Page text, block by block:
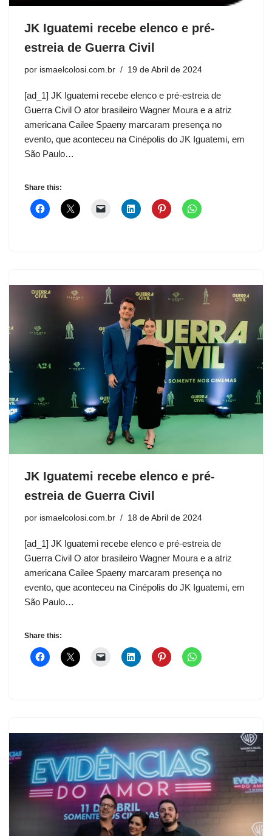
JK Iguatemi recebe elenco e pré-
estreia de Guerra Civil
por ismaelcolosi.com.br 19 de Abril de 2024
[ad_1] JK Iguatemi recebe elenco e pré-estreia de
Guerra Civil O ator brasileiro Wagner Moura e a atriz
americana Cailee Spaeny marcaram presença no
evento, que aconteceu na Cinépolis do JK Iguatemi, em
São Paulo…
Share this:
JK Iguatemi recebe elenco e pré-
estreia de Guerra Civil
por ismaelcolosi.com.br 18 de Abril de 2024
[ad_1] JK Iguatemi recebe elenco e pré-estreia de
Guerra Civil O ator brasileiro Wagner Moura e a atriz
americana Cailee Spaeny marcaram presença no
evento, que aconteceu na Cinépolis do JK Iguatemi, em
São Paulo…
Share this: